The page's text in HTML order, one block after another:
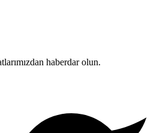
haberdar olun.